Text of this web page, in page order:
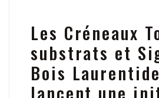
Les Créneaux
substrats et
Bois
lancent une